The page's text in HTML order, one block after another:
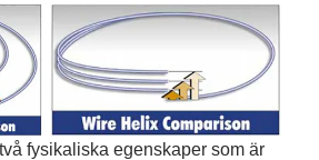
fysikaliska egenskaper som är